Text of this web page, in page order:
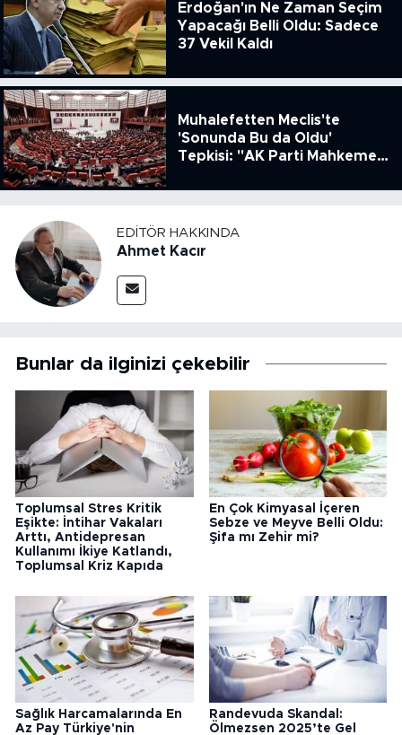
Erdoğan'ın Ne Zaman Seçim
Yapacağı Belli Oldu: Sadece
37 Vekil Kaldı
Muhalefetten Meclis'te
'Sonunda Bu da Oldu'
Tepkisi: "AK Parti Mahkeme
Kanun Çıkardı"
EDITÖR HAKKINDA
Ahmet Kacır
Bunlar da ilginizi çekebilir
Toplumsal Stres Kritik
Eşikte: İntihar Vakaları
Arttı, Antidepresan
Kullanımı İkiye Katlandı,
Toplumsal Kriz Kapıda
En Çok Kimyasal İçeren
Sebze ve Meyve Belli Oldu:
Şifa mı Zehir mi?
Sağlık Harcamalarında En
Az Pay Türkiye'nin
Randevuda Skandal:
Ölmezsen 2025’te Gel